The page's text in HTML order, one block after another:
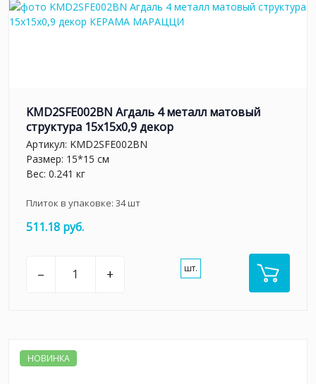
KMD2SFE002BN Агдаль 4 металл матовый
структура 15x15x0,9 декор
Артикул: KMD2SFE002BN
Размер: 15*15 см
Вес: 0.241 кг
Плиток в упаковке: 34шт
511.18 руб.
– + шт.
НОВИНКА